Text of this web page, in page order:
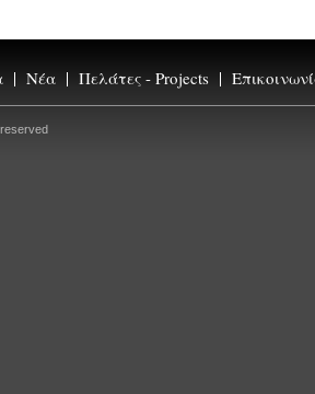
Νέα Πελάτες - Projects